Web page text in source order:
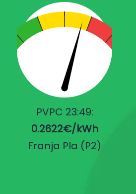
PVPC 23:49:
0.2622€/kWh
Franja Pla (P2)